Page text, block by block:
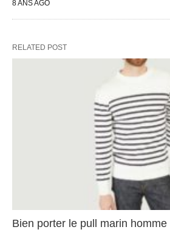
8 ANS AGO
RELATED POST
Bien porter le pull marin